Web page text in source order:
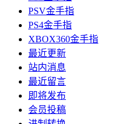
PSV金手指
PS4金手指
XBOX360金手指
最近更新
站内消息
最近留言
即将发布
会员投稿